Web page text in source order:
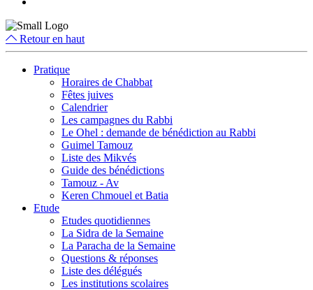
Retour en haut
Pratique
Horaires de Chabbat
Fêtes juives
Calendrier
Les campagnes du Rabbi
Le Ohel : demande de bénédiction au Rabbi
Guimel Tamouz
Liste des Mikvés
Guide des bénédictions
Tamouz - Av
Keren Chmouel et Batia
Etude
Etudes quotidiennes
La Sidra de la Semaine
La Paracha de la Semaine
Questions & réponses
Liste des délégués
Les institutions scolaires